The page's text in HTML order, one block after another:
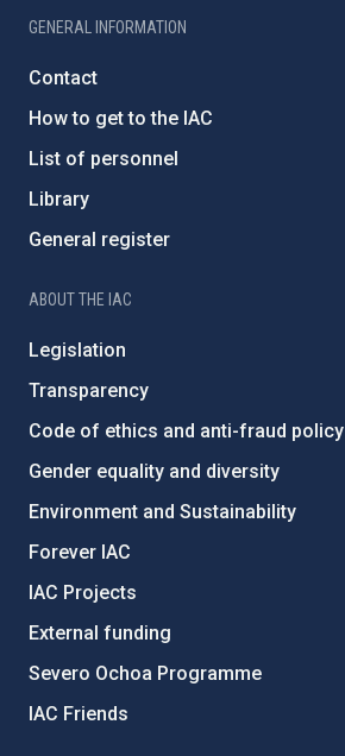
GENERAL INFORMATION
Contact
How to get to the IAC
List of personnel
Library
General register
ABOUT THE IAC
Legislation
Transparency
Code of ethics and anti-fraud policy
Gender equality and diversity
Environment and Sustainability
Forever IAC
IAC Projects
External funding
Severo Ochoa Programme
IAC Friends